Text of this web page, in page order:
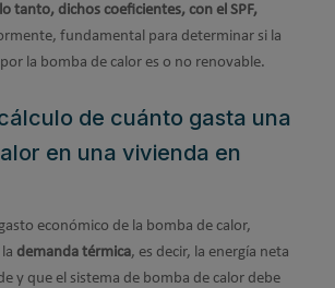
tanto, dichos coeficientes, con el SPF,
fundamental para determinar si la
la bomba de calor es o no renovable.
de cuánto gasta una
en una vivienda en
económico de la bomba de calor,
demanda térmica, es decir, la energía neta
y que el sistema de bomba de calor debe